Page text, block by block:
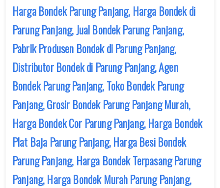
Harga Bondek Parung Panjang, Harga Bondek di
Parung Panjang, Jual Bondek Parung Panjang,
Pabrik Produsen Bondek di Parung Panjang,
Distributor Bondek di Parung Panjang, Agen
Bondek Parung Panjang, Toko Bondek Parung
Panjang, Grosir Bondek Parung Panjang Murah,
Harga Bondek Cor Parung Panjang, Harga Bondek
Plat Baja Parung Panjang, Harga Besi Bondek
Parung Panjang, Harga Bondek Terpasang Parung
Panjang, Harga Bondek Murah Parung Panjang,